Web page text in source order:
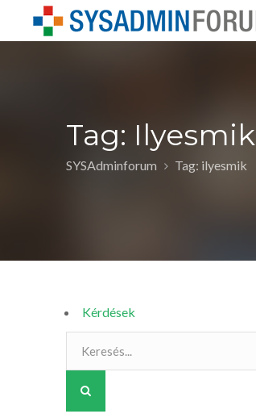
Tag: Ilyesmik
SYSAdminforum Tag: ilyesmik
Kérdések